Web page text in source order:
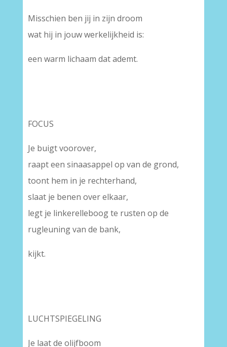
Misschien ben jij in zijn droom
wat hij in jouw werkelijkheid is:
een warm lichaam dat ademt.
FOCUS
Je buigt voorover,
raapt een sinaasappel op van de grond,
toont hem in je rechterhand,
slaat je benen over elkaar,
legt je linkerelleboog te rusten op de
rugleuning van de bank,
kijkt.
LUCHTSPIEGELING
Je laat de olijfboom